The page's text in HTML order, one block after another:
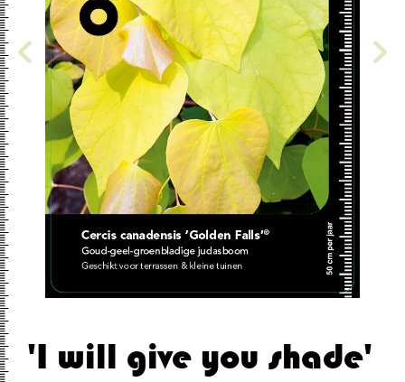
'I will give you shade'